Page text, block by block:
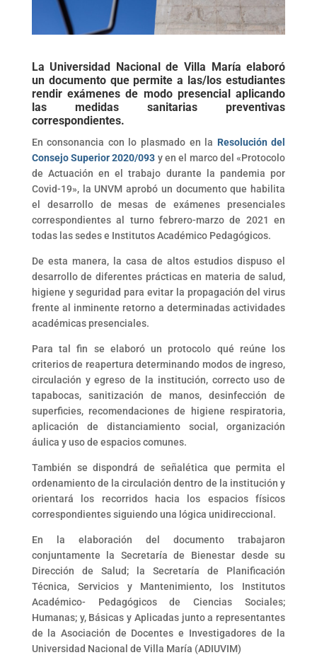
La Universidad Nacional de Villa María elaboró
un documento que permite a las/los estudiantes
rendir exámenes de modo presencial aplicando
las medidas sanitarias preventivas
correspondientes.
En consonancia con lo plasmado en la Resolución del
Consejo Superior 2020/093 y en el marco del «Protocolo
de Actuación en el trabajo durante la pandemia por
Covid-19», la UNVM aprobó un documento que habilita
el desarrollo de mesas de exámenes presenciales
correspondientes al turno febrero-marzo de 2021 en
todas las sedes e Institutos Académico Pedagógicos.
De esta manera, la casa de altos estudios dispuso el
desarrollo de diferentes prácticas en materia de salud,
higiene y seguridad para evitar la propagación del virus
frente al inminente retorno a determinadas actividades
académicas presenciales.
Para tal fin se elaboró un protocolo qué reúne los
criterios de reapertura determinando modos de ingreso,
circulación y egreso de la institución, correcto uso de
tapabocas, sanitización de manos, desinfección de
superficies, recomendaciones de higiene respiratoria,
aplicación de distanciamiento social, organización
áulica y uso de espacios comunes.
También se dispondrá de señalética que permita el
ordenamiento de la circulación dentro de la institución y
orientará los recorridos hacia los espacios físicos
correspondientes siguiendo una lógica unidireccional.
En la elaboración del documento trabajaron
conjuntamente la Secretaría de Bienestar desde su
Dirección de Salud; la Secretaría de Planificación
Técnica, Servicios y Mantenimiento, los Institutos
Académico- Pedagógicos de Ciencias Sociales;
Humanas; y, Básicas y Aplicadas junto a representantes
de la Asociación de Docentes e Investigadores de la
Universidad Nacional de Villa María (ADIUVIM)